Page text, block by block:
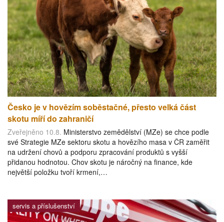
Česko je v hovězím soběstačné, přesto velká část
skotu míří do zahraničí
Zveřejněno 10.8. Ministerstvo zemědělství (MZe) se chce podle
své Strategie MZe sektoru skotu a hovězího masa v ČR zaměřit
na udržení chovů a podporu zpracování produktů s vyšší
přidanou hodnotou. Chov skotu je náročný na finance, kde
největší položku tvoří krmení,…
servis a příslušenství